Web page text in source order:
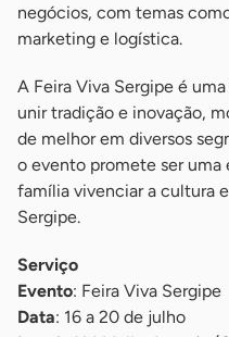
negócios, com temas
marketing e logística.
A Feira Viva Sergipe é
unir tradição e inovação,
de melhor em diversos
o evento promete ser uma
família vivenciar a cultura
Sergipe.
Serviço
Evento: Feira Viva Sergipe
Data: 16 a 20 de julho